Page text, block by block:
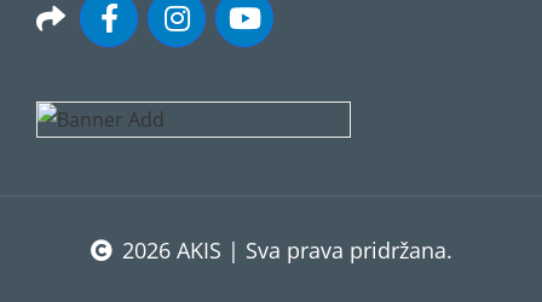
2026 AKIS | Sva prava pridržana.